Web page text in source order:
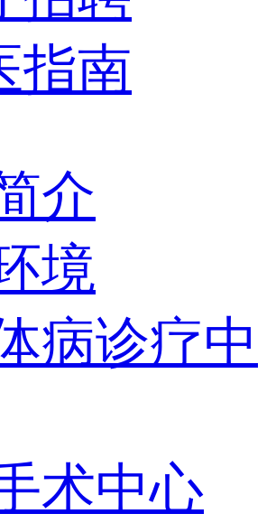
指南
介
境
病诊疗中
术中心